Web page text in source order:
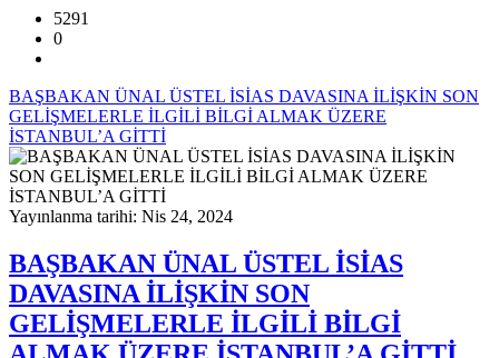
5291
0
BAŞBAKAN ÜNAL ÜSTEL İSİAS DAVASINA İLİŞKİN SON
GELİŞMELERLE İLGİLİ BİLGİ ALMAK ÜZERE
İSTANBUL’A GİTTİ
Yayınlanma tarihi: Nis 24, 2024
BAŞBAKAN ÜNAL ÜSTEL İSİAS
DAVASINA İLİŞKİN SON
GELİŞMELERLE İLGİLİ BİLGİ